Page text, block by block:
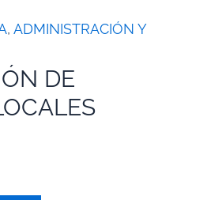
, ADMINISTRACIÓN Y
DE